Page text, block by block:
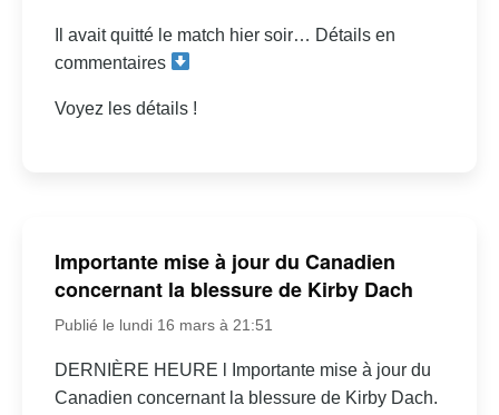
Il avait quitté le match hier soir… Détails en
commentaires
Voyez les détails !
Importante mise à jour du Canadien
concernant la blessure de Kirby Dach
Publié le lundi 16 mars à 21:51
DERNIÈRE HEURE l Importante mise à jour du
Canadien concernant la blessure de Kirby Dach.